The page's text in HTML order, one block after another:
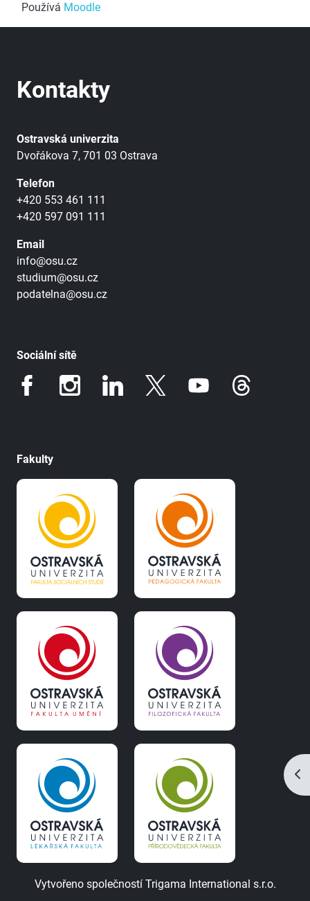
Používá Moodle
Kontakty
Ostravská univerzita
Dvořákova 7, 701 03 Ostrava
Telefon
+420 553 461 111
+420 597 091 111
Email
info@osu.cz
studium@osu.cz
podatelna@osu.cz
Sociální sítě
Fakulty
Vytvořeno společností Trigama International s.r.o.